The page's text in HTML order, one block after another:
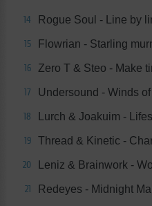
14 Rogue Soul - Line by
15 Flowrian - Starling
16 Zero T & Steo - Make
17 Undersound - Winds
18 Lurch & Joakuim -
19 Thread & Kinetic -
20 Leniz & Brainwork -
21 Redeyes - Midnight